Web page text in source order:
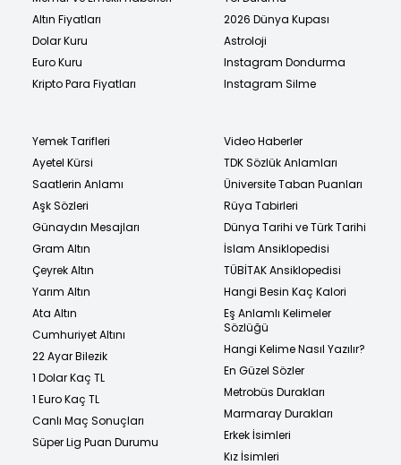
Altın Fiyatları
Dolar Kuru
Euro Kuru
Kripto Para Fiyatları
2026 Dünya Kupası
Astroloji
Instagram Dondurma
Instagram Silme
Yemek Tarifleri
Ayetel Kürsi
Saatlerin Anlamı
Aşk Sözleri
Günaydın Mesajları
Gram Altın
Çeyrek Altın
Yarım Altın
Ata Altın
Cumhuriyet Altını
22 Ayar Bilezik
1 Dolar Kaç TL
1 Euro Kaç TL
Canlı Maç Sonuçları
Süper Lig Puan Durumu
Video Haberler
TDK Sözlük Anlamları
Üniversite Taban Puanları
Rüya Tabirleri
Dünya Tarihi ve Türk Tarihi
İslam Ansiklopedisi
TÜBİTAK Ansiklopedisi
Hangi Besin Kaç Kalori
Eş Anlamlı Kelimeler
Sözlüğü
Hangi Kelime Nasıl Yazılır?
En Güzel Sözler
Metrobüs Durakları
Marmaray Durakları
Erkek İsimleri
Kız İsimleri